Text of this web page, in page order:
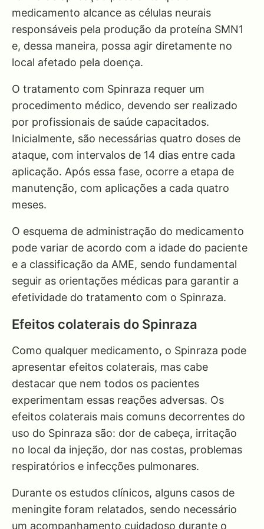
medicamento alcance as células neurais
responsáveis pela produção da proteína SMN1
e, dessa maneira, possa agir diretamente no
local afetado pela doença.
O tratamento com Spinraza requer um
procedimento médico, devendo ser realizado
por profissionais de saúde capacitados.
Inicialmente, são necessárias quatro doses de
ataque, com intervalos de 14 dias entre cada
aplicação. Após essa fase, ocorre a etapa de
manutenção, com aplicações a cada quatro
meses.
O esquema de administração do medicamento
pode variar de acordo com a idade do paciente
e a classificação da AME, sendo fundamental
seguir as orientações médicas para garantir a
efetividade do tratamento com o Spinraza.
Efeitos colaterais do Spinraza
Como qualquer medicamento, o Spinraza pode
apresentar efeitos colaterais, mas cabe
destacar que nem todos os pacientes
experimentam essas reações adversas. Os
efeitos colaterais mais comuns decorrentes do
uso do Spinraza são: dor de cabeça, irritação
no local da injeção, dor nas costas, problemas
respiratórios e infecções pulmonares.
Durante os estudos clínicos, alguns casos de
meningite foram relatados, sendo necessário
um acompanhamento cuidadoso durante o